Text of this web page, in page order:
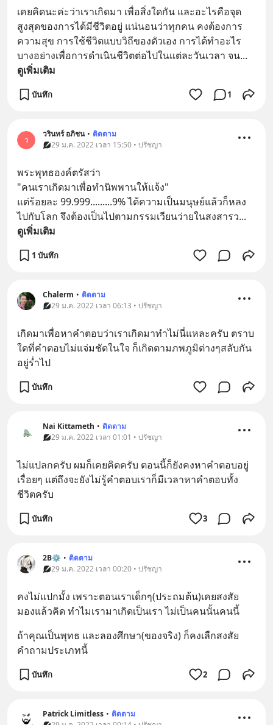
เคยคิดนะค่ะว่าเราเกิดมา เพื่อสิ่งใดกัน และอะไรคือจุด
สูงสุดของการได้มีชีวิตอยู่ แน่นอนว่าทุกคน คงต้องการ
ความสุข การใช้ชีวิตแบบวิถีของตัวเอง การได้ทำอะไร
บางอย่างเพื่อการดำเนินชีวิตต่อไปในแต่ละวันเวลา จน...
ดูเพิ่มเติม
บันทึก 1
ว
วรินทร์ อภิชน • ติดตาม
29 ม.ค. 2022 เวลา 15:50 • ปรัชญา
พระพุทธองค์ตรัสว่า
"คนเราเกิดมาเพื่อทำนิพพานให้แจ้ง"
แต่ร้อยละ 99.999.........9% ได้ความเป็นมนุษย์แล้วก็หลง
ไปกับโลก จึงต้องเป็นไปตามกรรมเวียนว่ายในสงสารว...
ดูเพิ่มเติม
1 บันทึก
Chalerm • ติดตาม
29 ม.ค. 2022 เวลา 06:13 • ปรัชญา
เกิดมาเพื่อหาคำตอบว่าเราเกิดมาทำไม่นี่แหละครับ ตราบ
ใดที่คำตอบไม่แจ่มชัดในใจ ก็เกิดตามภพภูมิ​ต่างๆสลับกัน
อยู่ร่ำไป
บันทึก
Nai Kittameth • ติดตาม
29 ม.ค. 2022 เวลา 01:01 • ปรัชญา
ไม่แปลกครับ ผมก็เคยคิดครับ ตอนนี้ก็ยังคงหาคำตอบอยู่
เรื่อยๆ แต่ถึงจะยังไม่รู้คำตอบเราก็มีเวลาหาคำตอบทั้ง
ชีวิตครับ
บันทึก 3
2B⚙ • ติดตาม
29 ม.ค. 2022 เวลา 00:20 • ปรัชญา
คงไม่แปกมั้ง เพราะตอนเราเด็กๆ(ประถมต้น)เคยสงสัย
มองแล้วคิด ทำไมเรามาเกิดเป็นเรา ไม่เป็นคนนั้นคนนี้
ถ้าคุณเป็นพุทธ และลองศึกษา(ของจริง) ก็คงเลืกสงสัย
คำถามประเภทนี้
บันทึก 2
Patrick Limitless • ติดตาม